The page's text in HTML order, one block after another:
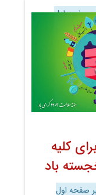
صفحه اول
اخبار تصویری
کلیه
باد
صفحه اول